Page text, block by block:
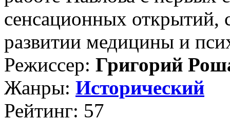
сенсационных
развитии медицины и
Режиссер: Григорий
Жанры: Исторический
Рейтинг: 57